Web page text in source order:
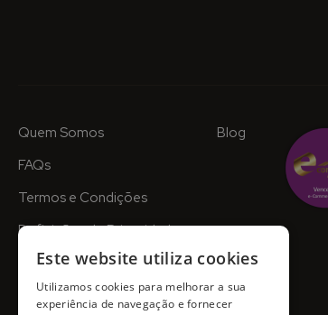
Quem Somos
FAQs
Termos e Condições
Definições de Privacidade
Blog
Este website utiliza cookies
Utilizamos cookies para melhorar a sua
experiência de navegação e fornecer